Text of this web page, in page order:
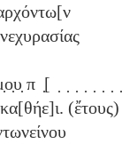
μ̣ο̣υ̣ π ̣[
(ἔτους)